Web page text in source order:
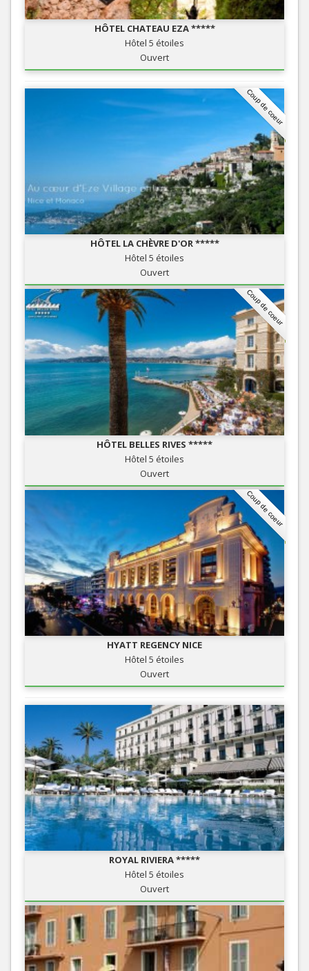
HÔTEL CHATEAU EZA *****
Hôtel 5 étoiles
Ouvert
Coup de coeur
HÔTEL LA CHÈVRE D'OR *****
Hôtel 5 étoiles
Ouvert
Coup de coeur
HÔTEL BELLES RIVES *****
Hôtel 5 étoiles
Ouvert
Coup de coeur
HYATT REGENCY NICE
Hôtel 5 étoiles
Ouvert
ROYAL RIVIERA *****
Hôtel 5 étoiles
Ouvert